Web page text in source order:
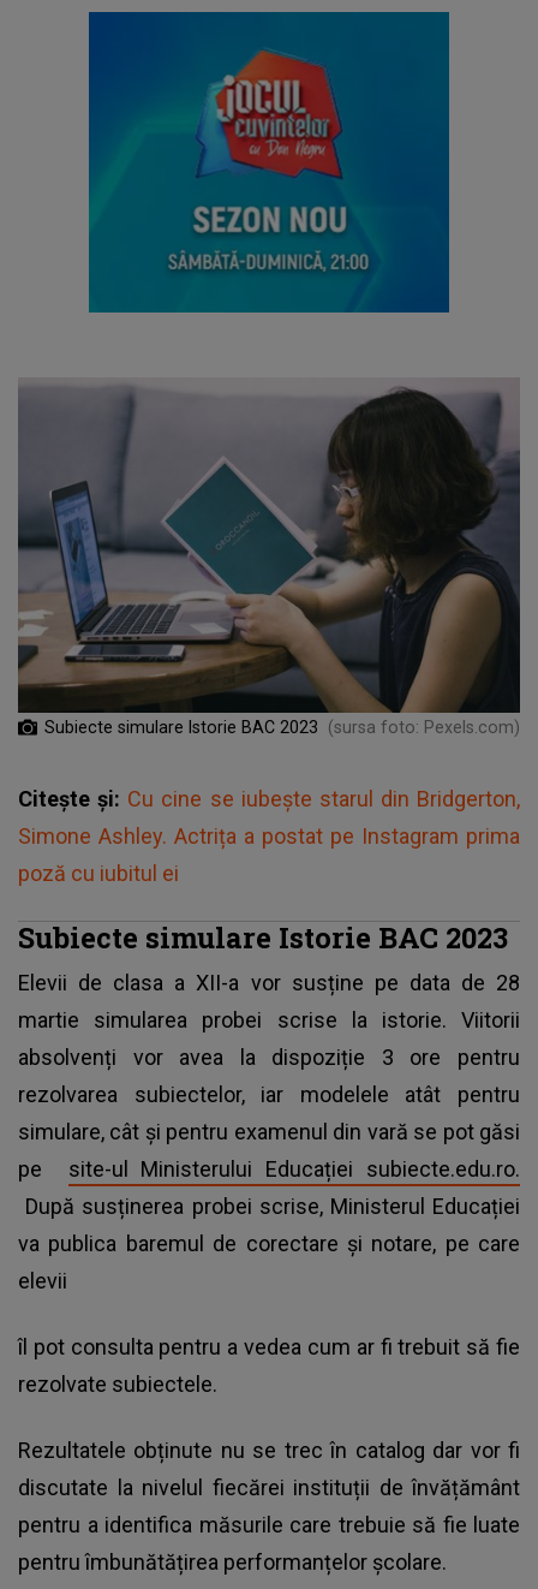
Subiecte simulare Istorie BAC 2023 (sursa foto: Pexels.com)
Citește și: Cu cine se iubește starul din Bridgerton,
Simone Ashley. Actrița a postat pe Instagram prima
poză cu iubitul ei
Subiecte simulare Istorie BAC 2023
Elevii de clasa a XII-a vor susține pe data de 28
martie simularea probei scrise la istorie. Viitorii
absolvenți vor avea la dispoziție 3 ore pentru
rezolvarea subiectelor, iar modelele atât pentru
simulare, cât și pentru examenul din vară se pot găsi
pe site-ul Ministerului Educației subiecte.edu.ro.
După susținerea probei scrise, Ministerul Educației
va publica baremul de corectare și notare, pe care
elevii
îl pot consulta pentru a vedea cum ar fi trebuit să fie
rezolvate subiectele.
Rezultatele obținute nu se trec în catalog dar vor fi
discutate la nivelul fiecărei instituții de învățământ
pentru a identifica măsurile care trebuie să fie luate
pentru îmbunătățirea performanțelor școlare.